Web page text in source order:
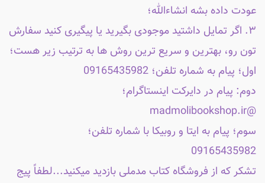
عودت داده بشه انشاءالله؛
۳. اگر تمایل داشتید موجودی بگیرید یا پیگیری کنید سفارش
تون رو، بهترین و سریع ترین روش ها به ترتیب زیر هست؛
اول؛ پیام به شماره تلفن؛ 09165435982
دوم: پیام در دایرکت اینستاگرام؛
@madmolibookshop.ir
سوم؛ پیام به ایتا و روبیکا با شماره تلفن؛
09165435982
تشکر که از فروشگاه کتاب مدملی بازدید میکنید...لطفاً پیج